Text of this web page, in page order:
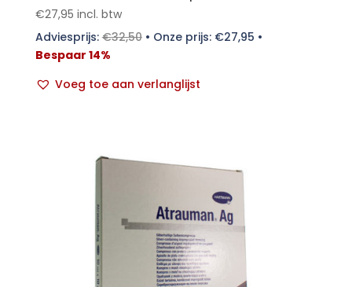
€27,95 incl. btw
Adviesprijs:€32,50• Onze prijs: €27,95 •
Bespaar 14%
Voeg toe aan verlanglijst